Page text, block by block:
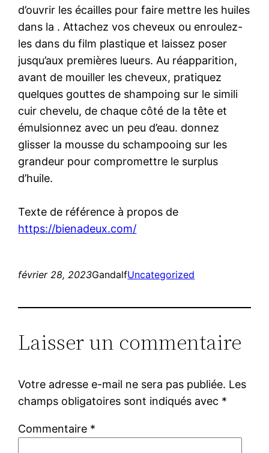
d’ouvrir les écailles pour faire mettre les huiles
dans la . Attachez vos cheveux ou enroulez-
les dans du film plastique et laissez poser
jusqu’aux premières lueurs. Au réapparition,
avant de mouiller les cheveux, pratiquez
quelques gouttes de shampoing sur le simili
cuir chevelu, de chaque côté de la tête et
émulsionnez avec un peu d’eau. donnez
glisser la mousse du schampooing sur les
grandeur pour compromettre le surplus
d’huile.
Texte de référence à propos de
https://bienadeux.com/
février 28, 2023GandalfUncategorized
Laisser un commentaire
Votre adresse e-mail ne sera pas publiée. Les
champs obligatoires sont indiqués avec *
Commentaire *